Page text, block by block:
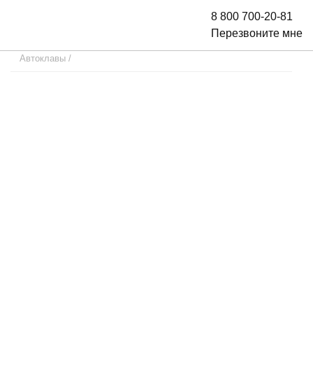
8 800 700-20-81
Перезвоните мне
Автоклавы /